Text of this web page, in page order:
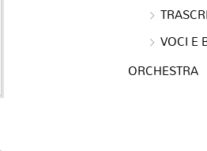
VOCI E
ORCHESTRA